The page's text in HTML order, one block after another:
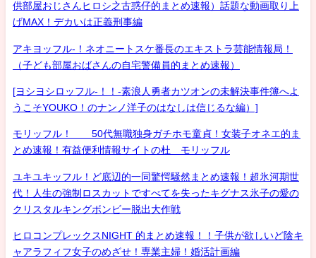
供部屋おじさんヒロシ之古惑仔的まとめ速報）話題な動画取り上
げMAX！デカいは正義刑事編
アキヨッフル-！ネオニートスケ番長のエキストラ芸能情報局！
（子ども部屋おばさんの自宅警備員的まとめ速報）
[ヨシヨシロッフル-！！-素浪人勇者カツオンの未解決事件簿へよ
うこそYOUKO！のナンノ洋子のはなしは信じるな編）]
モリッフル！ 50代無職独身ガチホモ童貞！女装子オネエ的ま
とめ速報！有益便利情報サイトの杜 モリッフル
ユキユキッフル！ど底辺的一同驚愕騒然まとめ速報！超氷河期世
代！人生の強制ロスカットですべてを失ったキグナス氷子の愛の
クリスタルキングボンビー脱出大作戦
ヒロコンプレックスNIGHT 的まとめ速報！！子供が欲しいど陰キ
ャアラフィフ女子のめざせ！専業主婦！婚活計画編